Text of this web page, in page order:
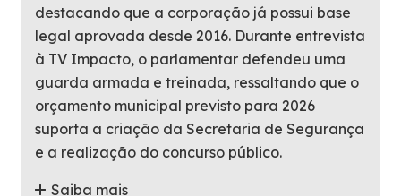
destacando que a corporação já possui base
legal aprovada desde 2016. Durante entrevista
à TV Impacto, o parlamentar defendeu uma
guarda armada e treinada, ressaltando que o
orçamento municipal previsto para 2026
suporta a criação da Secretaria de Segurança
e a realização do concurso público.
Saiba mais